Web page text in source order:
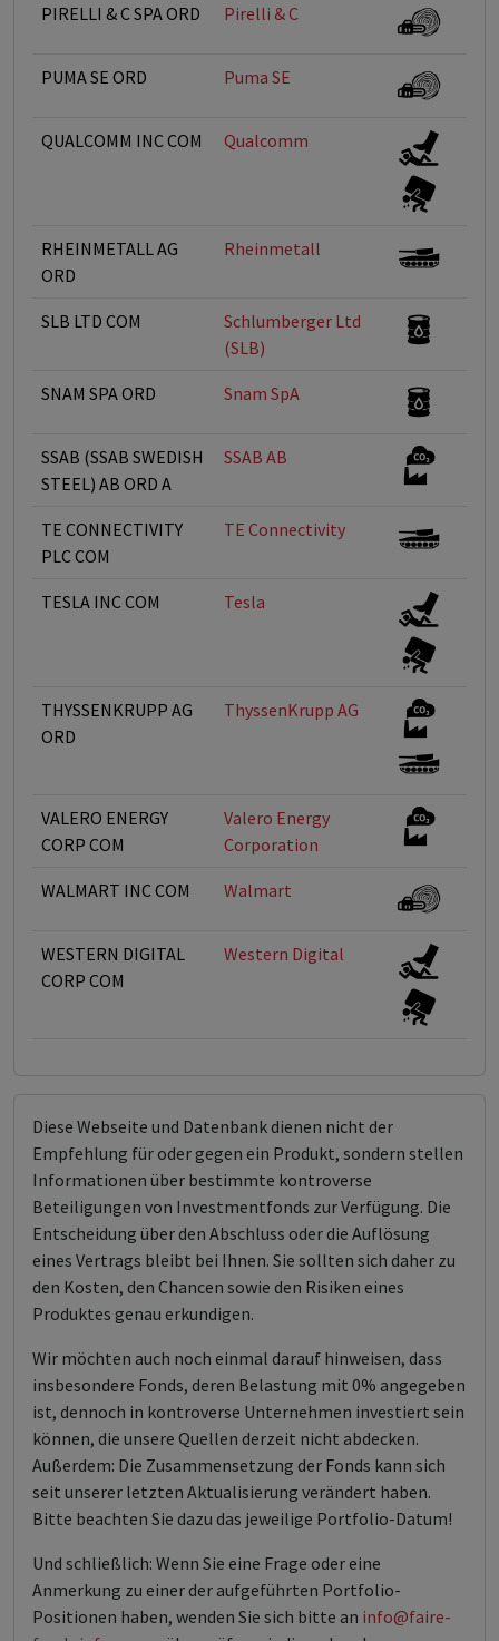
PIRELLI & C SPA ORD Pirelli & C
PUMA SE ORD Puma SE
QUALCOMM INC COM Qualcomm
RHEINMETALL AG
ORD
Rheinmetall
SLB LTD COM
Schlumberger Ltd
(SLB)
SNAM SPA ORD Snam SpA
SSAB (SSAB SWEDISH
STEEL) AB ORD A
SSAB AB
TE CONNECTIVITY
PLC COM
TE Connectivity
TESLA INC COM Tesla
THYSSENKRUPP AG
ORD
ThyssenKrupp AG
VALERO ENERGY
CORP COM
Valero Energy
Corporation
WALMART INC COM Walmart
WESTERN DIGITAL
CORP COM
Western Digital
Diese Webseite und Datenbank dienen nicht der
Empfehlung für oder gegen ein Produkt, sondern stellen
Informationen über bestimmte kontroverse
Beteiligungen von Investmentfonds zur Verfügung. Die
Entscheidung über den Abschluss oder die Auflösung
eines Vertrags bleibt bei Ihnen. Sie sollten sich daher zu
den Kosten, den Chancen sowie den Risiken eines
Produktes genau erkundigen.
Wir möchten auch noch einmal darauf hinweisen, dass
insbesondere Fonds, deren Belastung mit 0% angegeben
ist, dennoch in kontroverse Unternehmen investiert sein
können, die unsere Quellen derzeit nicht abdecken.
Außerdem: Die Zusammensetzung der Fonds kann sich
seit unserer letzten Aktualisierung verändert haben.
Bitte beachten Sie dazu das jeweilige Portfolio-Datum!
Und schließlich: Wenn Sie eine Frage oder eine
Anmerkung zu einer der aufgeführten Portfolio-
Positionen haben, wenden Sie sich bitte an info@faire-